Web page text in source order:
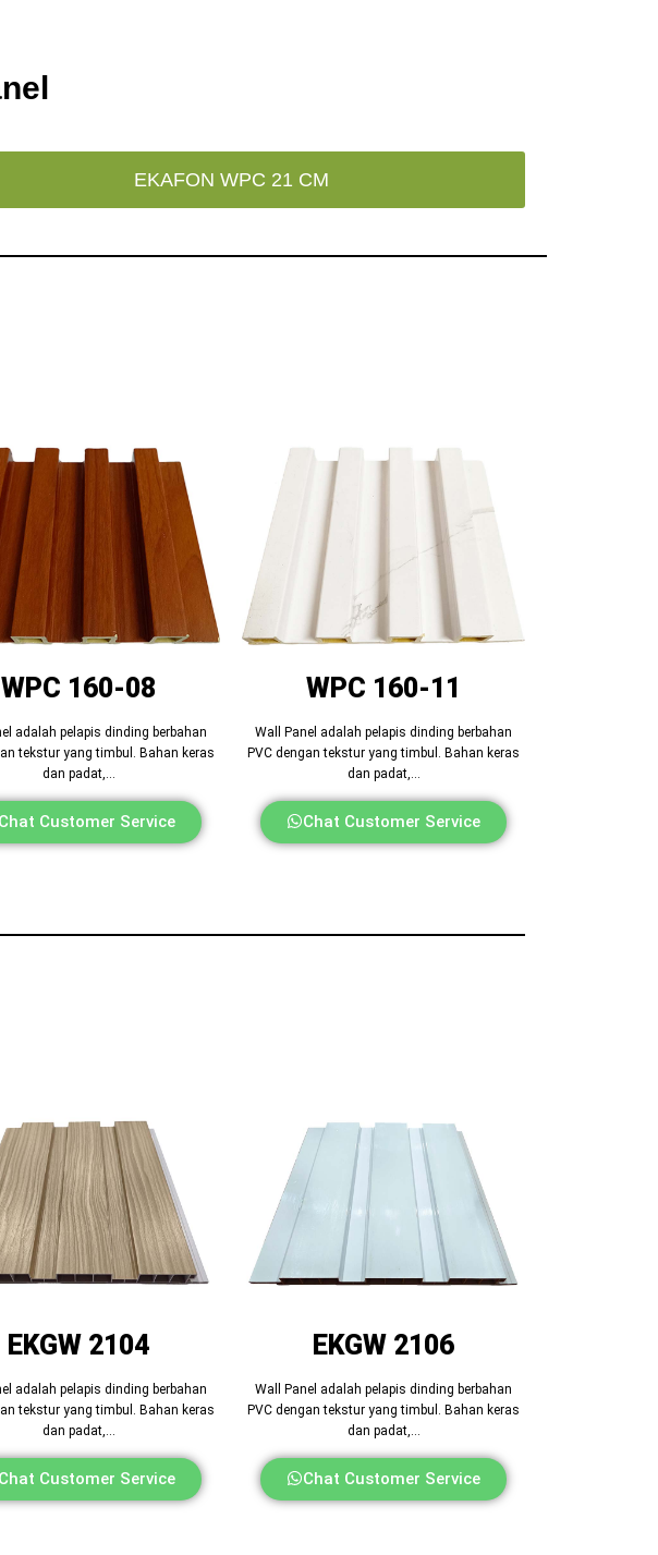
EKAFON WPC 21 CM
WPC 160-08
adalah pelapis dinding berbahan
tekstur yang timbul. Bahan keras
dan padat,…
Chat Customer Service
WPC 160-11
Wall Panel adalah pelapis dinding berbahan
PVC dengan tekstur yang timbul. Bahan keras
dan padat,…
Chat Customer Service
EKGW 2104
adalah pelapis dinding berbahan
tekstur yang timbul. Bahan keras
dan padat,…
Chat Customer Service
EKGW 2106
Wall Panel adalah pelapis dinding berbahan
PVC dengan tekstur yang timbul. Bahan keras
dan padat,…
Chat Customer Service